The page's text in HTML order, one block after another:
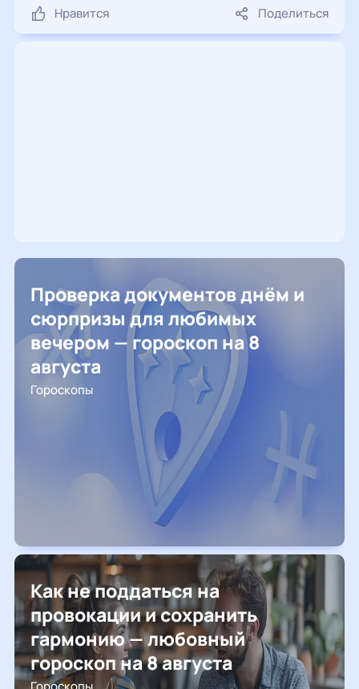
Нравится Поделиться
Проверка документов днём и
сюрпризы для любимых
вечером — гороскоп на 8
августа
Гороскопы
Как не поддаться на
провокации и сохранить
гармонию — любовный
гороскоп на 8 августа